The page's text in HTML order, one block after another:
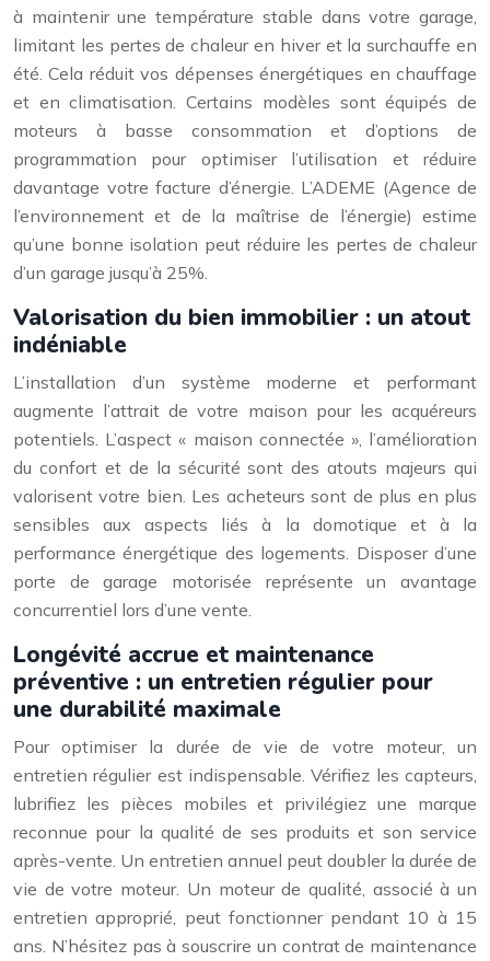
à maintenir une température stable dans votre garage,
limitant les pertes de chaleur en hiver et la surchauffe en
été. Cela réduit vos dépenses énergétiques en chauffage
et en climatisation. Certains modèles sont équipés de
moteurs à basse consommation et d’options de
programmation pour optimiser l’utilisation et réduire
davantage votre facture d’énergie. L’ADEME (Agence de
l’environnement et de la maîtrise de l’énergie) estime
qu’une bonne isolation peut réduire les pertes de chaleur
d’un garage jusqu’à 25%.
Valorisation du bien immobilier : un atout
indéniable
L’installation d’un système moderne et performant
augmente l’attrait de votre maison pour les acquéreurs
potentiels. L’aspect « maison connectée », l’amélioration
du confort et de la sécurité sont des atouts majeurs qui
valorisent votre bien. Les acheteurs sont de plus en plus
sensibles aux aspects liés à la domotique et à la
performance énergétique des logements. Disposer d’une
porte de garage motorisée représente un avantage
concurrentiel lors d’une vente.
Longévité accrue et maintenance
préventive : un entretien régulier pour
une durabilité maximale
Pour optimiser la durée de vie de votre moteur, un
entretien régulier est indispensable. Vérifiez les capteurs,
lubrifiez les pièces mobiles et privilégiez une marque
reconnue pour la qualité de ses produits et son service
après-vente. Un entretien annuel peut doubler la durée de
vie de votre moteur. Un moteur de qualité, associé à un
entretien approprié, peut fonctionner pendant 10 à 15
ans. N’hésitez pas à souscrire un contrat de maintenance